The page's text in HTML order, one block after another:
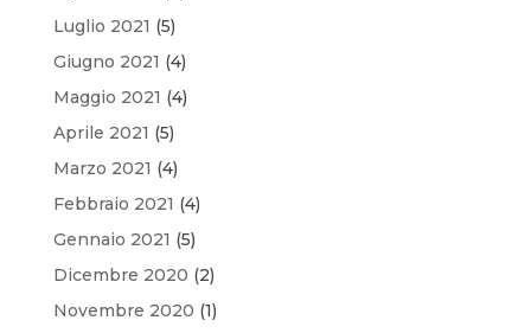
Luglio 2021 (5)
Giugno 2021 (4)
Maggio 2021 (4)
Aprile 2021 (5)
Marzo 2021 (4)
Febbraio 2021 (4)
Gennaio 2021 (5)
Dicembre 2020 (2)
Novembre 2020 (1)